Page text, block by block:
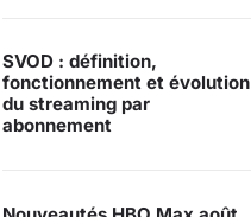
SVOD : définition,
fonctionnement et évolution
du streaming par
abonnement